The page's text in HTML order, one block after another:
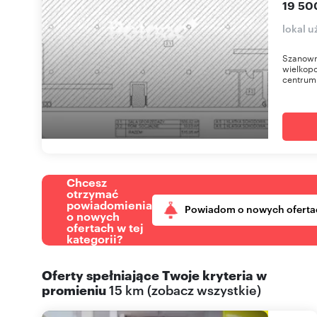
19
lokal
Chcesz
otrzymać
powiadomienia
o nowych
ofertach w tej
kategorii?
Powiadom o nowych
Oferty spełniające Twoje kryteria w
promieniu15 km (zobacz wszystkie)